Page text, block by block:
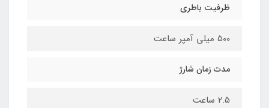
ظرفیت باطری
500 میلی آمپر ساعت
مدت زمان شارژ
2.5 ساعت